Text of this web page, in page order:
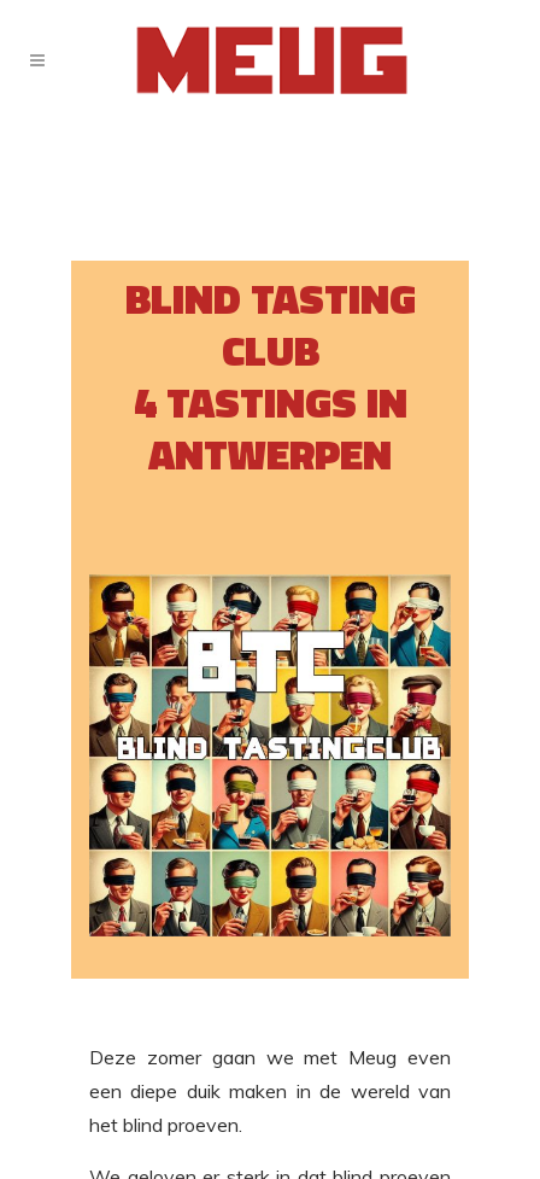
BLIND TASTING
CLUB
4 TASTINGS IN
ANTWERPEN
Deze zomer gaan we met Meug even
een diepe duik maken in de wereld van
het blind proeven.